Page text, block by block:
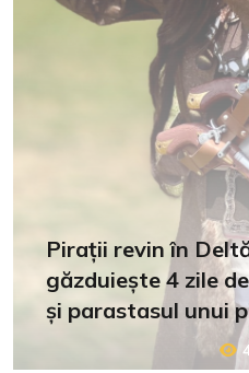
Pirații revin în
găzduiește 4 zile
și parastasul unui